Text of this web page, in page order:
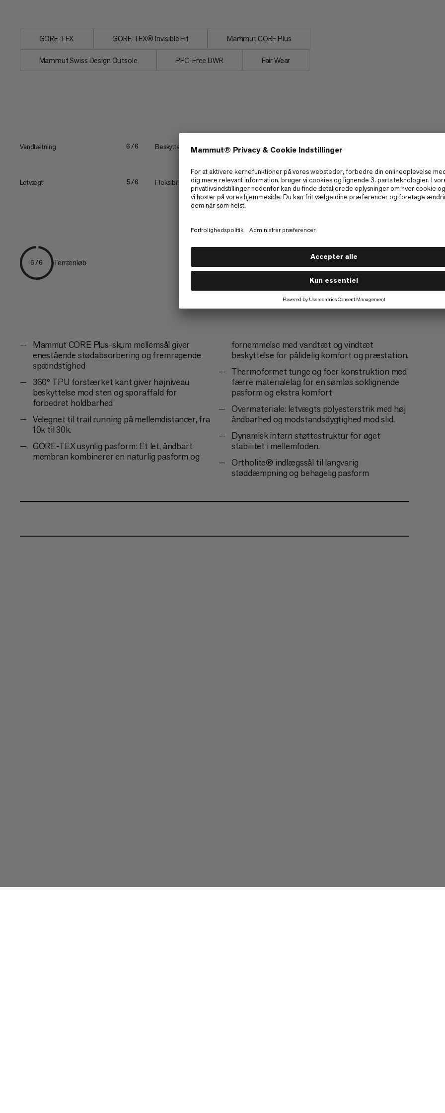
GORE-TEX GORE‑TEX® Invisible Fit Mammut CORE Plus
Mammut Swiss Design Outsole PFC-Free DWR Fair Wear
Vandtætning 6/6 Beskyttelse 6/6 Polstring.
Letvægt 5/6 Fleksibilitet kontra stivhed 4/6 Fang. 4/6
6/6 Terrænløb
Mammut CORE Plus-skum mellemsål giver
enestående stødabsorbering og fremragende
spændstighed
360° TPU forstærket kant giver højniveau
beskyttelse mod sten og sporaffald for
forbedret holdbarhed
Velegnet til trail running på mellemdistancer, fra
10k til 30k.
GORE-TEX usynlig pasform: Et let, åndbart
membran kombinerer en naturlig pasform og
fornemmelse med vandtæt og vindtæt
beskyttelse for pålidelig komfort og præstation.
Thermoformet tunge og foer konstruktion med
færre materialelag for en sømløs soklignende
pasform og ekstra komfort
Overmateriale: letvægts polyesterstrik med høj
åndbarhed og modstandsdygtighed mod slid.
Dynamisk intern støttestruktur for øget
stabilitet i mellemfoden.
Ortholite® indlægssål til langvarig
støddæmpning og behagelig pasform